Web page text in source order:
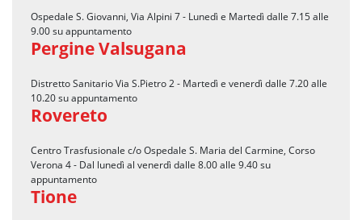
Ospedale S. Giovanni, Via Alpini 7 - Lunedì e Martedì dalle 7.15 alle
9.00 su appuntamento
Pergine Valsugana
Distretto Sanitario Via S.Pietro 2 - Martedì e venerdì dalle 7.20 alle
10.20 su appuntamento
Rovereto
Centro Trasfusionale c/o Ospedale S. Maria del Carmine, Corso
Verona 4 - Dal lunedì al venerdì dalle 8.00 alle 9.40 su
appuntamento
Tione